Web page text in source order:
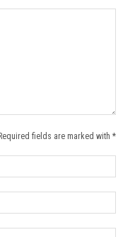
fields are marked with *